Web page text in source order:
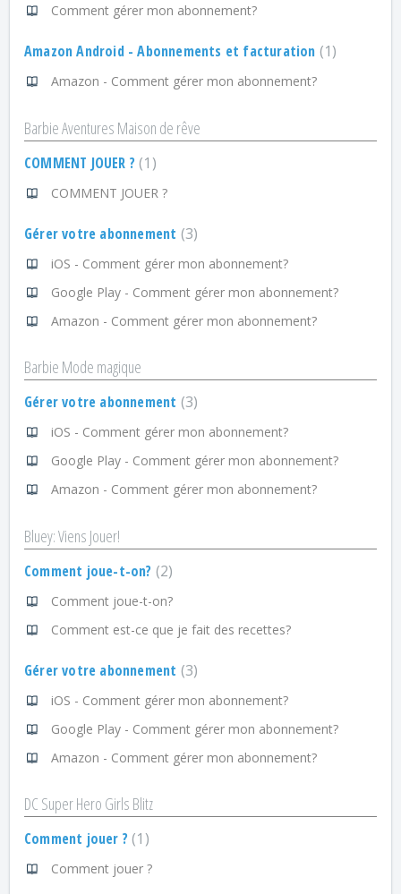
Comment gérer mon abonnement?
Amazon Android - Abonnements et facturation 1
Amazon - Comment gérer mon abonnement?
Barbie Aventures Maison de rêve
COMMENT JOUER ? 1
COMMENT JOUER ?
Gérer votre abonnement 3
iOS - Comment gérer mon abonnement?
Google Play - Comment gérer mon abonnement?
Amazon - Comment gérer mon abonnement?
Barbie Mode magique
Gérer votre abonnement 3
iOS - Comment gérer mon abonnement?
Google Play - Comment gérer mon abonnement?
Amazon - Comment gérer mon abonnement?
Bluey: Viens Jouer!
Comment joue-t-on? 2
Comment joue-t-on?
Comment est-ce que je fait des recettes?
Gérer votre abonnement 3
iOS - Comment gérer mon abonnement?
Google Play - Comment gérer mon abonnement?
Amazon - Comment gérer mon abonnement?
DC Super Hero Girls Blitz
Comment jouer ? 1
Comment jouer ?